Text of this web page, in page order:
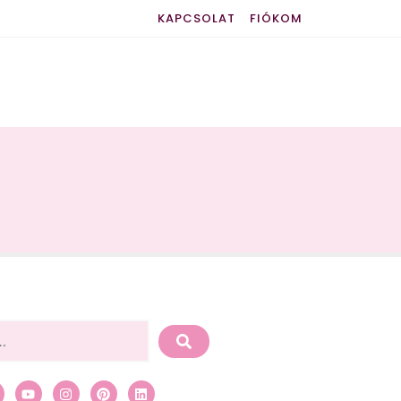
KAPCSOLAT FIÓKOM